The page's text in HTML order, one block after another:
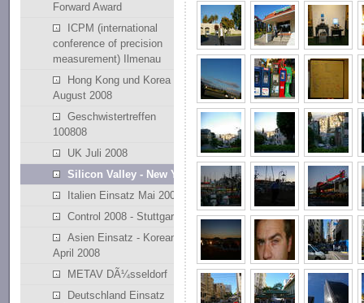
Forward Award
ICPM (international
conference of precision
measurement) Ilmenau
Hong Kong und Korea
August 2008
Geschwistertreffen
100808
UK Juli 2008
Silicon Valley - New York
Italien Einsatz Mai 2008
Control 2008 - Stuttgart
Asien Einsatz - Korean
April 2008
METAV DÃ¼sseldorf
Deutschland Einsatz